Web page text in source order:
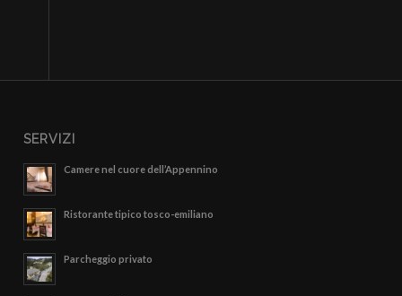
SERVIZI
Camere nel cuore dell’Appennino
Ristorante tipico tosco-emiliano
Parcheggio privato